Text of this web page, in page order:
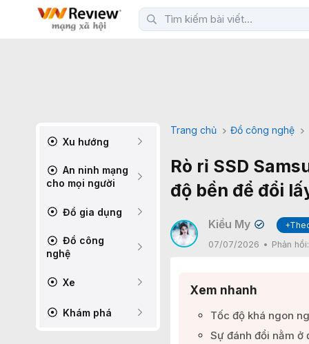
Xu hướng
An ninh mạng
cho mọi người
Đồ gia dụng
Đồ công
nghệ
Xe
Khám phá
Trang chủ Đồ công nghệ
Rò rỉ SSD
độ bền để đổi
Kiều My ✔
07/07/2026
Phản
Xem nhanh
Tốc độ khá ngon
Sự đánh đổi nằm ở